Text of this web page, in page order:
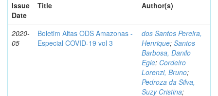
Issue
Date
Title Author(s)
2020-
05
Boletim Altas ODS Amazonas -
Especial COVID-19 vol 3
dos Santos Pereira,
Henrique; Santos
Barbosa, Danilo
Egle; Cordeiro
Lorenzi, Bruno;
Pedroza da Silva,
Suzy Cristina;